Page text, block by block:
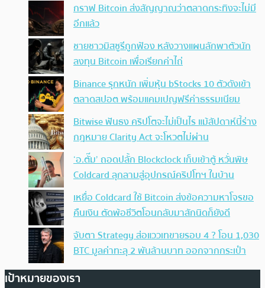
กราฟ Bitcoin ส่งสัญญาณว่าตลาดกระทิงจะไม่มี
อีกแล้ว
ชายชาวมิสซูรีถูกฟ้อง หลังวางแผนลักพาตัวนัก
ลงทุน Bitcoin เพื่อเรียกค่าไถ่
Binance รุกหนัก เพิ่มหุ้น bStocks 10 ตัวดังเข้า
ตลาดสปอต พร้อมแคมเปญฟรีค่าธรรมเนียม
Bitwise ฟันธง คริปโตจะไม่เป็นไร แม้สัปดาห์นี้ร่าง
กฎหมาย Clarity Act จะโหวตไม่ผ่าน
‘อ.ตั๊ม’ ถอดปลั้ก Blockclock เก็บเข้าตู้ หวั่นพิษ
Coldcard ลุกลามสู่อุปกรณ์คริปโทฯ ในบ้าน
เหยื่อ Coldcard ใช้ Bitcoin ส่งข้อความหาโจรขอ
คืนเงิน ตัดพ้อชีวิตโอนกลับมาสักนิดก็ยังดี
จับตา Strategy ส่อแววเทขายรอบ 4 ? โอน 1,030
BTC มูลค่าทะลุ 2 พันล้านบาท ออกจากกระเป๋า
เป้าหมายของเรา